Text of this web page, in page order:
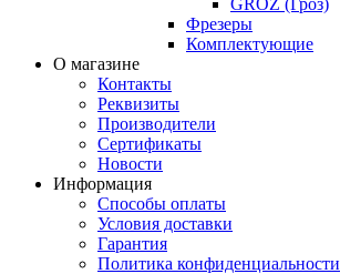
GROZ (Гроз)
Фрезеры
Комплектующие
О магазине
Контакты
Реквизиты
Производители
Сертификаты
Новости
Информация
Способы оплаты
Условия доставки
Гарантия
Политика конфиденциальности